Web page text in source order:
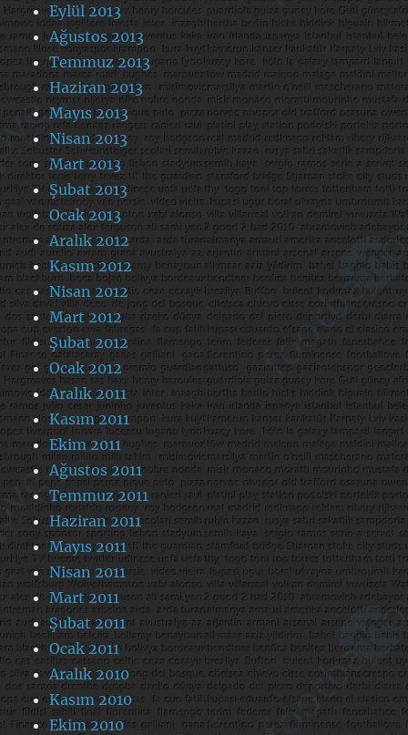
Eylül 2013
Ağustos 2013
Temmuz 2013
Haziran 2013
Mayıs 2013
Nisan 2013
Mart 2013
Şubat 2013
Ocak 2013
Aralık 2012
Kasım 2012
Nisan 2012
Mart 2012
Şubat 2012
Ocak 2012
Aralık 2011
Kasım 2011
Ekim 2011
Ağustos 2011
Temmuz 2011
Haziran 2011
Mayıs 2011
Nisan 2011
Mart 2011
Şubat 2011
Ocak 2011
Aralık 2010
Kasım 2010
Ekim 2010